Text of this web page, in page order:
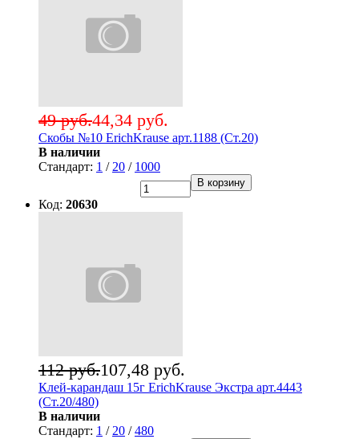
44,34 руб.
49 руб.
Скобы №10 ErichKrause арт.1188 (Ст.20)
В наличии
Стандарт: 1 / 20 / 1000
В корзину
Код: 20630
107,48 руб.
112 руб.
Клей-карандаш 15г ErichKrause Экстра арт.4443
(Ст.20/480)
В наличии
Стандарт: 1 / 20 /480